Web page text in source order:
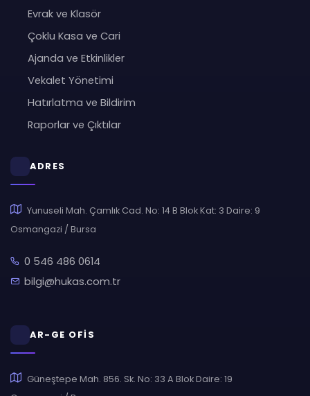
Evrak ve Klasör
Çoklu Kasa ve Cari
Ajanda ve Etkinlikler
Vekalet Yönetimi
Hatırlatma ve Bildirim
Raporlar ve Çıktılar
ADRES
Yunuseli Mah. Çamlık Cad. No: 14 B Blok Kat: 3 Daire: 9
Osmangazi / Bursa
0 546 486 0614
bilgi@hukas.com.tr
AR-GE OFİS
Güneştepe Mah. 856. Sk. No: 33 A Blok Daire: 19